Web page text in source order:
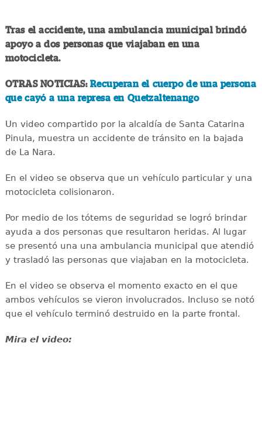
Tras el accidente, una ambulancia municipal brindó
apoyo a dos personas que viajaban en una
motocicleta.
OTRAS NOTICIAS: Recuperan el cuerpo de una persona
que cayó a una represa en Quetzaltenango
Un video compartido por la alcaldía de Santa Catarina
Pinula, muestra un accidente de tránsito en la bajada
de La Nara.
En el video se observa que un vehículo particular y una
motocicleta colisionaron.
Por medio de los tótems de seguridad se logró brindar
ayuda a dos personas que resultaron heridas. Al lugar
se presentó una una ambulancia municipal que atendió
y trasladó las personas que viajaban en la motocicleta.
En el video se observa el momento exacto en el que
ambos vehículos se vieron involucrados. Incluso se notó
que el vehículo terminó destruido en la parte frontal.
Mira el video: